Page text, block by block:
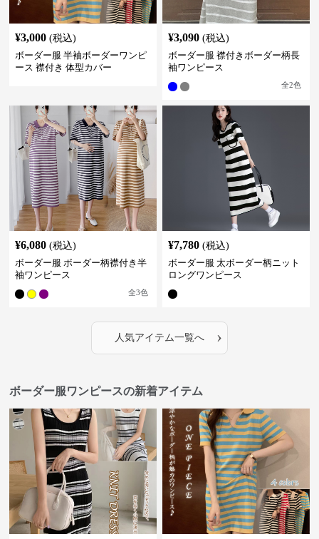
¥3,000 (税込)
ボーダー服 半袖ボーダーワンピ
ース 襟付き 体型カバー
¥3,090 (税込)
ボーダー服 襟付きボーダー柄長
袖ワンピース
全2色
¥6,080 (税込)
ボーダー服 ボーダー柄襟付き半
袖ワンピース
全3色
¥7,780 (税込)
ボーダー服 太ボーダー柄ニット
ロングワンピース
人気アイテム一覧へ ›
ボーダー服ワンピースの新着アイテム